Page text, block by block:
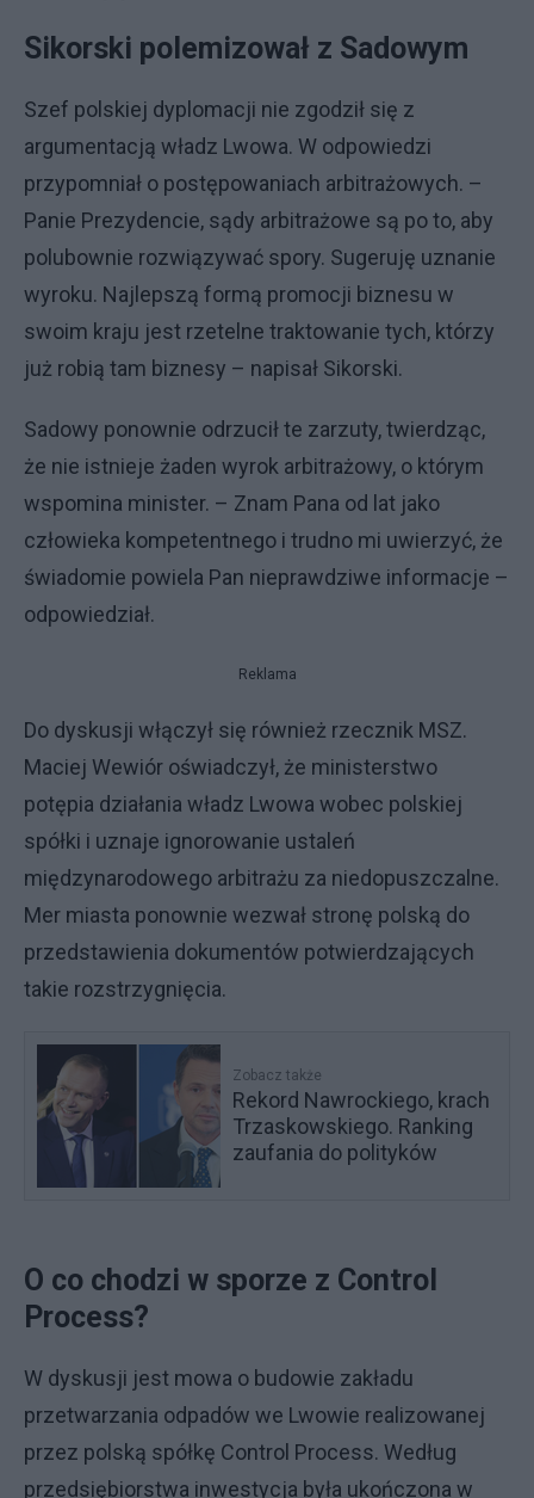
Sikorski polemizował z Sadowym
Szef polskiej dyplomacji nie zgodził się z
argumentacją władz Lwowa. W odpowiedzi
przypomniał o postępowaniach arbitrażowych. –
Panie Prezydencie, sądy arbitrażowe są po to, aby
polubownie rozwiązywać spory. Sugeruję uznanie
wyroku. Najlepszą formą promocji biznesu w
swoim kraju jest rzetelne traktowanie tych, którzy
już robią tam biznesy – napisał Sikorski.
Sadowy ponownie odrzucił te zarzuty, twierdząc,
że nie istnieje żaden wyrok arbitrażowy, o którym
wspomina minister. – Znam Pana od lat jako
człowieka kompetentnego i trudno mi uwierzyć, że
świadomie powiela Pan nieprawdziwe informacje –
odpowiedział.
Reklama
Do dyskusji włączył się również rzecznik MSZ.
Maciej Wewiór oświadczył, że ministerstwo
potępia działania władz Lwowa wobec polskiej
spółki i uznaje ignorowanie ustaleń
międzynarodowego arbitrażu za niedopuszczalne.
Mer miasta ponownie wezwał stronę polską do
przedstawienia dokumentów potwierdzających
takie rozstrzygnięcia.
Zobacz także
Rekord Nawrockiego, krach
Trzaskowskiego. Ranking
zaufania do polityków
O co chodzi w sporze z Control
Process?
W dyskusji jest mowa o budowie zakładu
przetwarzania odpadów we Lwowie realizowanej
przez polską spółkę Control Process. Według
przedsiębiorstwa inwestycja była ukończona w